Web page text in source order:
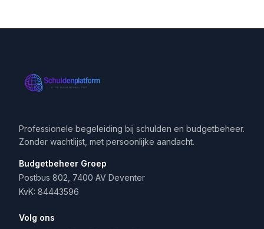
Professionele begeleiding bij schulden en budgetbeheer.
Zonder wachtlijst, met persoonlijke aandacht.
Budgetbeheer Groep
Postbus 802, 7400 AV Deventer
KvK: 84443596
Volg ons